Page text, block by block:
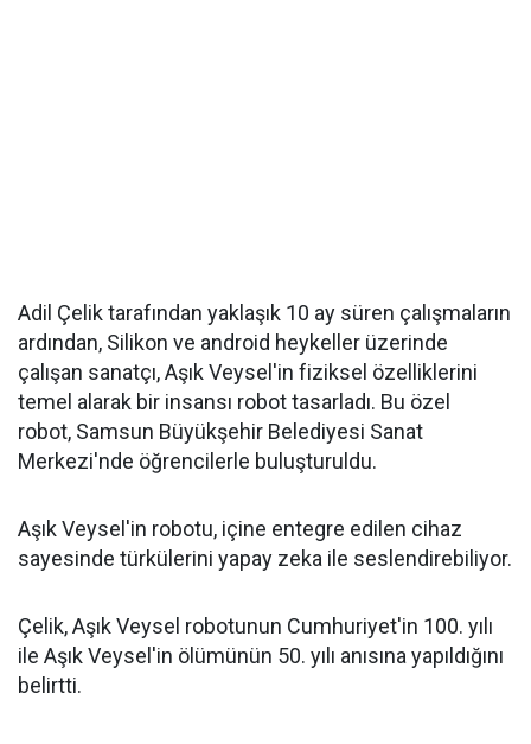
Adil Çelik tarafından yaklaşık 10 ay süren çalışmaların
ardından, Silikon ve android heykeller üzerinde
çalışan sanatçı, Aşık Veysel'in fiziksel özelliklerini
temel alarak bir insansı robot tasarladı. Bu özel
robot, Samsun Büyükşehir Belediyesi Sanat
Merkezi'nde öğrencilerle buluşturuldu.
Aşık Veysel'in robotu, içine entegre edilen cihaz
sayesinde türkülerini yapay zeka ile seslendirebiliyor.
Çelik, Aşık Veysel robotunun Cumhuriyet'in 100. yılı
ile Aşık Veysel'in ölümünün 50. yılı anısına yapıldığını
belirtti.